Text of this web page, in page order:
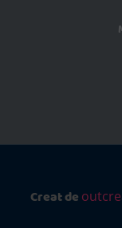
Creat de